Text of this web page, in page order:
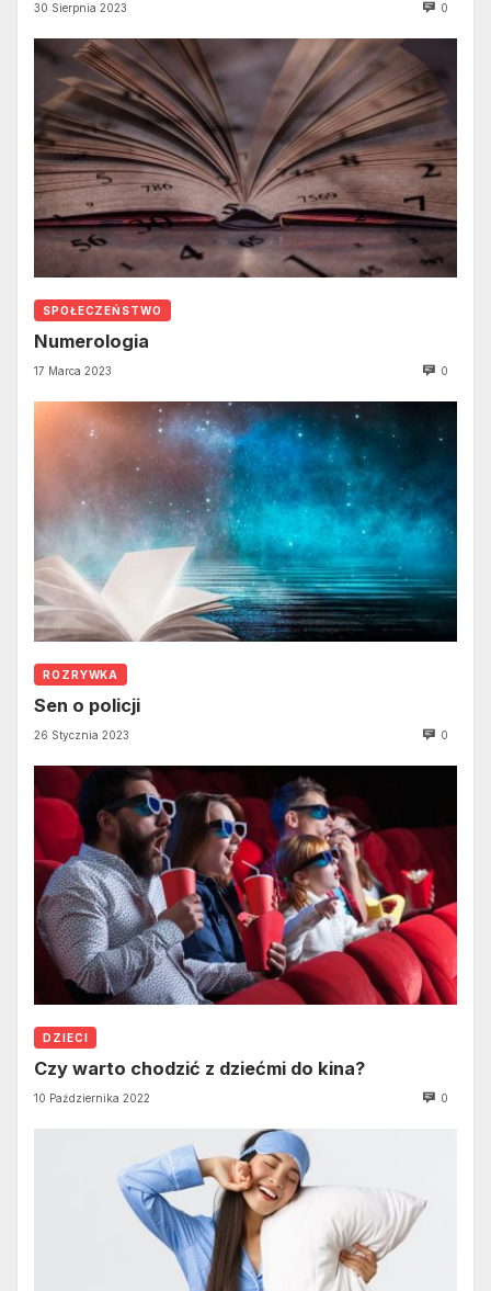
30 Sierpnia 2023 0
SPOŁECZEŃSTWO
Numerologia
17 Marca 2023 0
ROZRYWKA
Sen o policji
26 Stycznia 2023 0
DZIECI
Czy warto chodzić z dziećmi do kina?
10 Października 2022 0